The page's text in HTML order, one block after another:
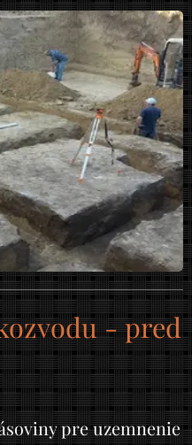
- pred
pre uzemnenie